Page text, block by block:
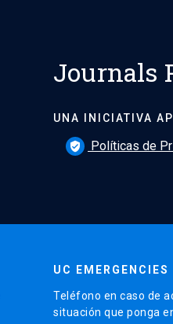
Journals
UNA INICIATIVA
verified_user Políticas de
UC EMERGENCIES
Teléfono en caso de
situación que ponga